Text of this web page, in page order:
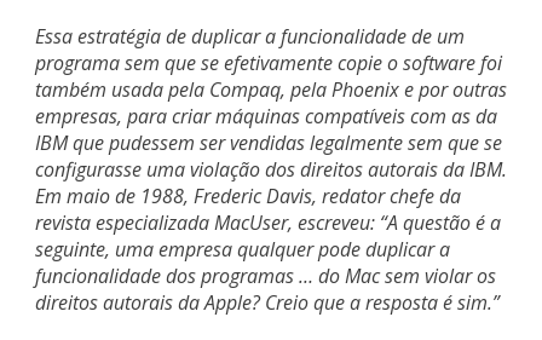
Essa estratégia de duplicar a funcionalidade de um
programa sem que se efetivamente copie o software foi
também usada pela Compaq, pela Phoenix e por outras
empresas, para criar máquinas compatíveis com as da
IBM que pudessem ser vendidas legalmente sem que se
configurasse uma violação dos direitos autorais da IBM.
Em maio de 1988, Frederic Davis, redator chefe da
revista especializada MacUser, escreveu: “A questão é a
seguinte, uma empresa qualquer pode duplicar a
funcionalidade dos programas … do Mac sem violar os
direitos autorais da Apple? Creio que a resposta é sim.”